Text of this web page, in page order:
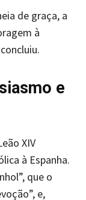
de graça, a
à
e
XIV
à Espanha.
que o
e,